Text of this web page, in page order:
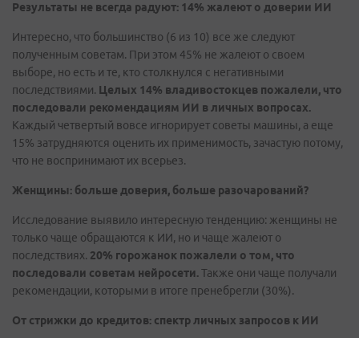
Результаты не всегда радуют: 14% жалеют о доверии ИИ
Интересно, что большинство (6 из 10) все же следуют
полученным советам. При этом 45% не жалеют о своем
выборе, но есть и те, кто столкнулся с негативными
последствиями. Целых 14% владивостокцев пожалели, что
последовали рекомендациям ИИ в личных вопросах.
Каждый четвертый вовсе игнорирует советы машины, а еще
15% затрудняются оценить их применимость, зачастую потому,
что не воспринимают их всерьез.
Женщины: больше доверия, больше разочарований?
Исследование выявило интересную тенденцию: женщины не
только чаще обращаются к ИИ, но и чаще жалеют о
последствиях. 20% горожанок пожалели о том, что
последовали советам нейросети.Также они чаще получали
рекомендации, которыми в итоге пренебрегли (30%).
От стрижки до кредитов: спектр личных запросов к ИИ